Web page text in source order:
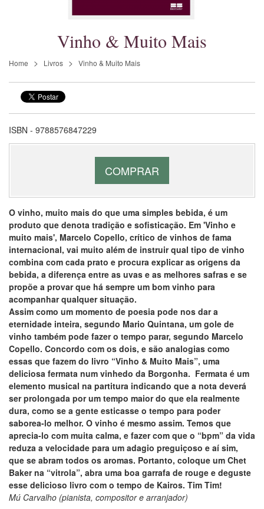
Vinho & Muito Mais
Home Livros Vinho & Muito Mais
ISBN - 9788576847229
COMPRAR
O vinho, muito mais do que uma simples bebida, é um
produto que denota tradição e sofisticação. Em 'Vinho e
muito mais', Marcelo Copello, crítico de vinhos de fama
internacional, vai muito além de instruir qual tipo de vinho
combina com cada prato e procura explicar as origens da
bebida, a diferença entre as uvas e as melhores safras e se
propõe a provar que há sempre um bom vinho para
acompanhar qualquer situação.
Assim como um momento de poesia pode nos dar a
eternidade inteira, segundo Mario Quintana, um gole de
vinho também pode fazer o tempo parar, segundo Marcelo
Copello. Concordo com os dois, e são analogias como
essas que fazem do livro “Vinho & Muito Mais”, uma
deliciosa fermata num vinhedo da Borgonha. Fermata é um
elemento musical na partitura indicando que a nota deverá
ser prolongada por um tempo maior do que ela realmente
dura, como se a gente esticasse o tempo para poder
saborea-lo melhor. O vinho é mesmo assim. Temos que
aprecia-lo com muita calma, e fazer com que o “bpm” da vida
reduza a velocidade para um adagio preguiçoso e aí sim,
que se abram todos os aromas. Portanto, coloque um Chet
Baker na “vitrola”, abra uma boa garrafa de rouge e deguste
esse delicioso livro com o tempo de Kairos. Tim Tim!
Mú Carvalho (pianista, compositor e arranjador)